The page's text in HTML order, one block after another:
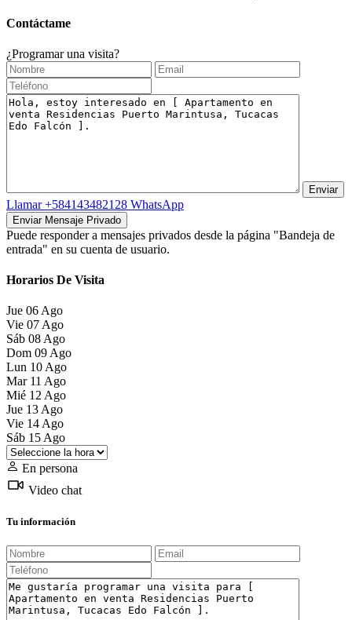
Contáctame
¿Programar una visita?
Llamar+584143482128 WhatsApp
Puede responder a mensajes privados desde la página "Bandeja de
entrada" en su cuenta de usuario.
Horarios De Visita
Jue 06Ago
Vie 07Ago
Sáb 08Ago
Dom 09Ago
Lun 10Ago
Mar 11 Ago
Mié 12Ago
Jue 13Ago
Vie 14Ago
Sáb 15Ago
En persona
Video chat
Tu información